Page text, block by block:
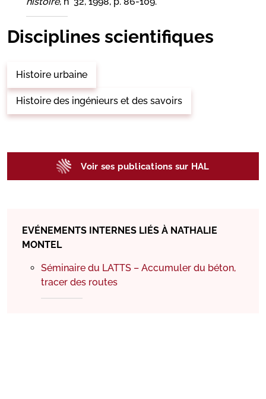
Disciplines scientifiques
Histoire urbaine
Histoire des ingénieurs et des savoirs
Voir ses publications sur HAL
EVÉNEMENTS INTERNES LIÉS À NATHALIE
MONTEL
Séminaire du LATTS – Accumuler du béton,
tracer des routes